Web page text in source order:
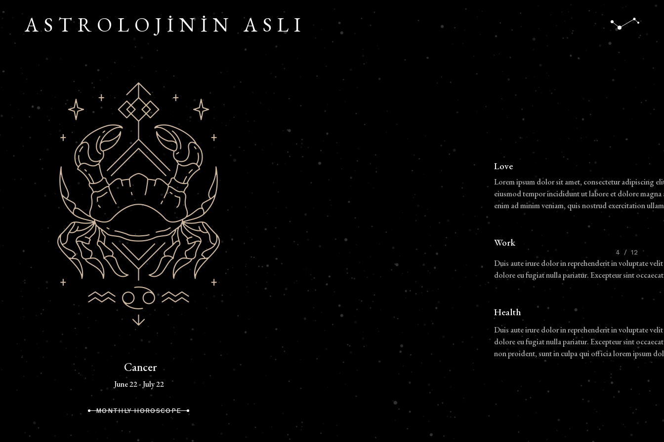
ASTROLOJİNİN ASLI
4 / 12
Cancer
June 22 - July 22
MONTHLY HOROSCOPE
Love
Lorem ipsum dolor sit amet, consectetur adipiscing
eiusmod tempor incididunt ut labore et dolore
enim ad minim veniam, quis nostrud exercitation
Work
Duis aute irure dolor in reprehenderit in voluptate velit
dolore eu fugiat nulla pariatur. Excepteur sint
Health
Duis aute irure dolor in reprehenderit in voluptate velit
dolore eu fugiat nulla pariatur. Excepteur sint
non proident, sunt in culpa qui officia lorem ipsum